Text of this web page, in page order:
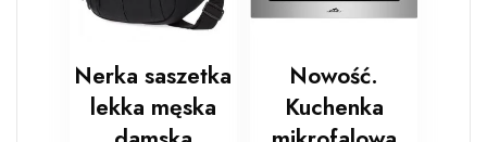
Nerka saszetka
lekka męska
Nowość.
Kuchenka